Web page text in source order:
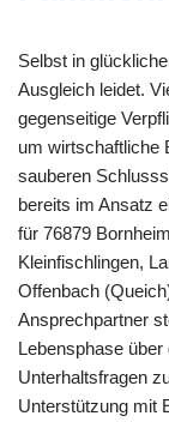
Selbst in
Ausgleich leidet.
gegenseitige
um wirtschaftliche
sauberen
bereits im Ansatz
für 76879
Kleinfischlingen,
Offenbach
Ansprechpartner
Lebensphase
Unterhaltsfragen
Unterstützung mit